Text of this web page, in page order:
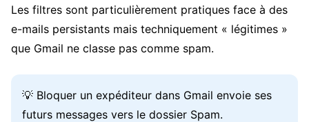
Les filtres sont particulièrement pratiques face à des
e-mails persistants mais techniquement « légitimes »
que Gmail ne classe pas comme spam.
💡 Bloquer un expéditeur dans Gmail envoie ses
futurs messages vers le dossier Spam.